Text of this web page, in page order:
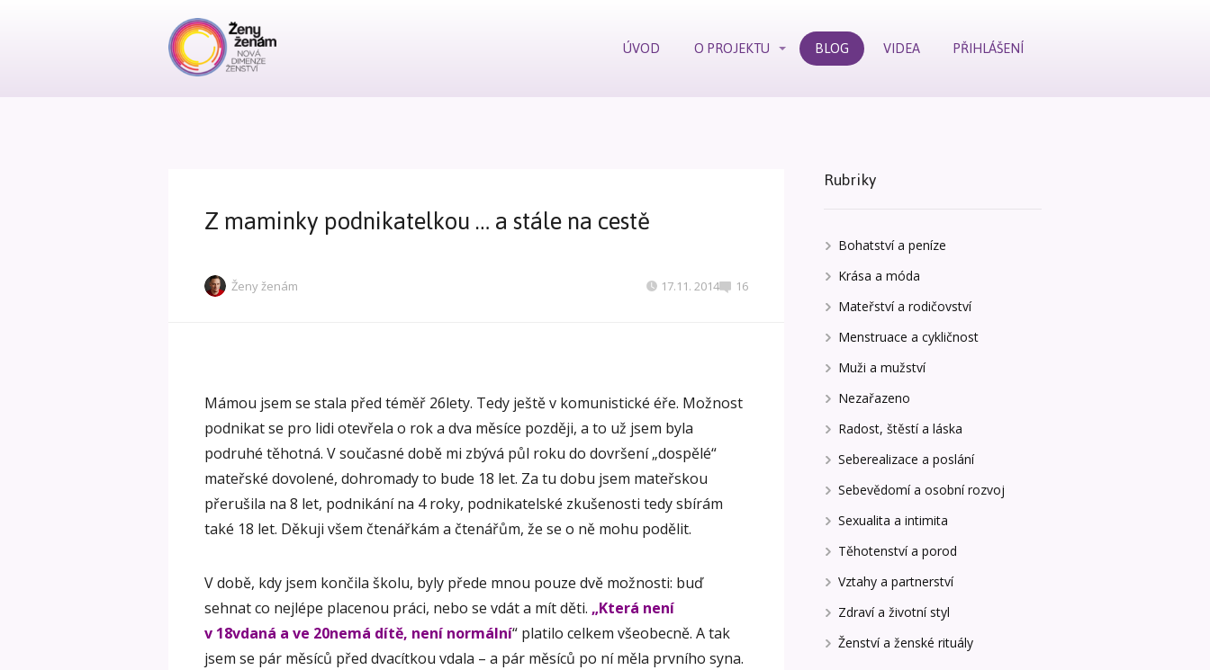
ÚVOD O PROJEKTU BLOG VIDEA PŘIHLÁŠENÍ
Z maminky podnikatelkou … a stále na cestě
Ženy ženám 17.11. 2014 16
Mámou jsem se stala před téměř 26lety. Tedy ještě v komunistické éře. Možnost
podnikat se pro lidi otevřela o rok a dva měsíce později, a to už jsem byla
podruhé těhotná. V současné době mi zbývá půl roku do dovršení „dospělé“
mateřské dovolené, dohromady to bude 18 let. Za tu dobu jsem mateřskou
přerušila na 8 let, podnikání na 4 roky, podnikatelské zkušenosti tedy sbírám
také 18 let. Děkuji všem čtenářkám a čtenářům, že se o ně mohu podělit.
V době, kdy jsem končila školu, byly přede mnou pouze dvě možnosti: buď
sehnat co nejlépe placenou práci, nebo se vdát a mít děti. „Která není
v 18vdaná a ve 20nemá dítě, není normální“ platilo celkem všeobecně. A tak
jsem se pár měsíců před dvacítkou vdala – a pár měsíců po ní měla prvního syna.
Rubriky
Bohatství a peníze
Krása a móda
Mateřství a rodičovství
Menstruace a cykličnost
Muži a mužství
Nezařazeno
Radost, štěstí a láska
Seberealizace a poslání
Sebevědomí a osobní rozvoj
Sexualita a intimita
Těhotenství a porod
Vztahy a partnerství
Zdraví a životní styl
Ženství a ženské rituály